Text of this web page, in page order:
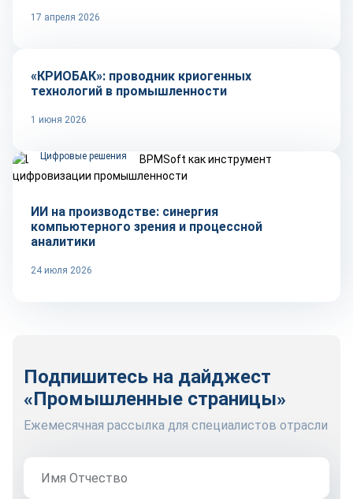
17 апреля 2026
Оборудование и инструмент
«КРИОБАК»: проводник криогенных
технологий в промышленности
1 июня 2026
Цифровые решения
ИИ на производстве: синергия
компьютерного зрения и процессной
аналитики
24 июля 2026
Подпишитесь на дайджест
«Промышленные страницы»
Ежемесячная рассылка для специалистов отрасли